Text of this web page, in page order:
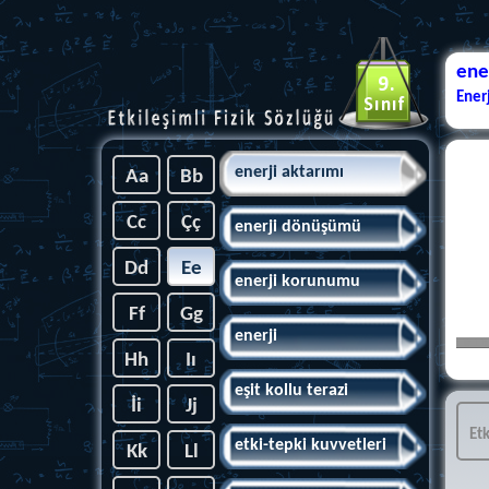
Aa Bb
Cc Çç
Dd Ee
Ff Gg
Hh Iı
İi Jj
Kk Ll
enerji aktarımı
enerji dönüşümü
enerji korunumu
enerji
eşit kollu terazi
etki-tepki kuvvetleri
iki